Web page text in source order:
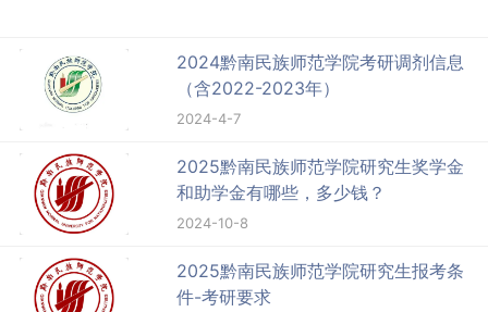
2024黔南民族师范学院考研调剂信息
（含2022-2023年）
2024-4-7
2025黔南民族师范学院研究生奖学金
和助学金有哪些，多少钱？
2024-10-8
2025黔南民族师范学院研究生报考条
件-考研要求